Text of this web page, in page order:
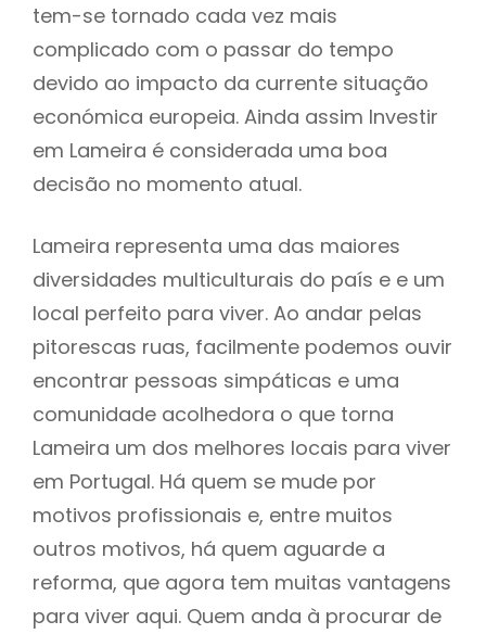
tem-se tornado cada vez mais
complicado com o passar do tempo
devido ao impacto da currente situação
económica europeia. Ainda assim Investir
em Lameira é considerada uma boa
decisão no momento atual.
Lameira representa uma das maiores
diversidades multiculturais do país e e um
local perfeito para viver. Ao andar pelas
pitorescas ruas, facilmente podemos ouvir
encontrar pessoas simpáticas e uma
comunidade acolhedora o que torna
Lameira um dos melhores locais para viver
em Portugal. Há quem se mude por
motivos profissionais e, entre muitos
outros motivos, há quem aguarde a
reforma, que agora tem muitas vantagens
para viver aqui. Quem anda à procurar de